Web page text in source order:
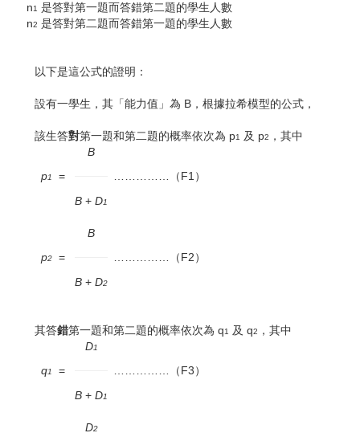
n1 是答對第一題而答錯第二題的學生人數
n2 是答對第二題而答錯第一題的學生人數
以下是這公式的證明：
設有一學生，其「能力值」為 B，根據拉希模型的公式，
該生答對第一題和第二題的概率依次為 p1 及 p2 ，其中
p1 =
B
B + D1
……………（F1）
p2 =
B
B + D2
……………（F2）
其答錯第一題和第二題的概率依次為 q1 及 q2 ，其中
q1 =
D1
B + D1
……………（F3）
D2